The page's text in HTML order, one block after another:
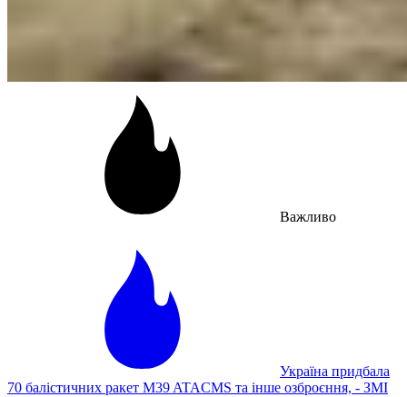
Важливо
Україна придбала
70 балістичних ракет M39 ATACMS та інше озброєння, - ЗМІ